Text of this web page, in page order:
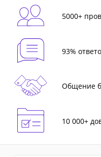
5000+
93%
Общение
10 000+